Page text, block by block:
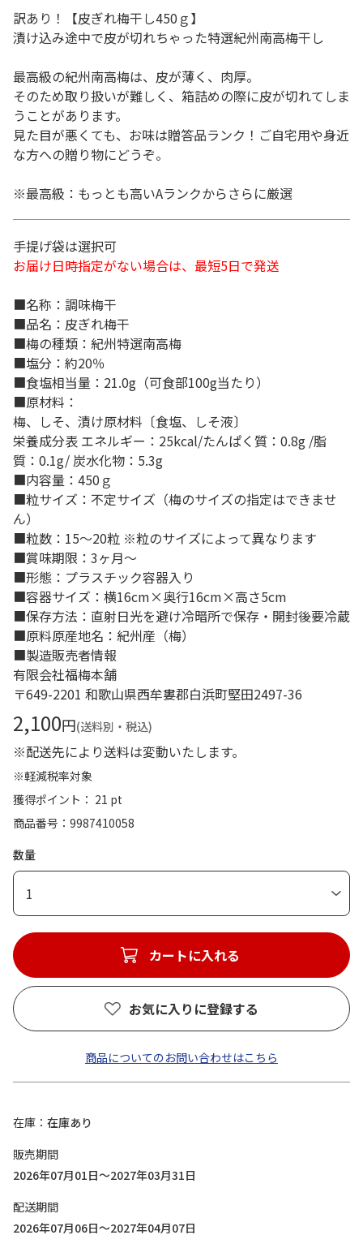
訳あり！【皮ぎれ梅干し450ｇ】
漬け込み途中で皮が切れちゃった特選紀州南高梅干し
最高級の紀州南高梅は、皮が薄く、肉厚。
そのため取り扱いが難しく、箱詰めの際に皮が切れてしま
うことがあります。
見た目が悪くても、お味は贈答品ランク！ご自宅用や身近
な方への贈り物にどうぞ。
※最高級：もっとも高いAランクからさらに厳選
手提げ袋は選択可
お届け日時指定がない場合は、最短5日で発送
■名称：調味梅干
■品名：皮ぎれ梅干
■梅の種類：紀州特選南高梅
■塩分：約20％
■食塩相当量：21.0g（可食部100g当たり）
■原材料：
梅、しそ、漬け原材料〔食塩、しそ液〕
栄養成分表 エネルギー：25kcal/たんぱく質：0.8g /脂
質：0.1g/ 炭水化物：5.3g
■内容量：450ｇ
■粒サイズ：不定サイズ（梅のサイズの指定はできませ
ん）
■粒数：15～20粒 ※粒のサイズによって異なります
■賞味期限：3ヶ月～
■形態：プラスチック容器入り
■容器サイズ：横16cm×奥行16cm×高さ5cm
■保存方法：直射日光を避け冷暗所で保存・開封後要冷蔵
■原料原産地名：紀州産（梅）
■製造販売者情報
有限会社福梅本舗
〒649-2201 和歌山県西牟婁郡白浜町堅田2497-36
2,100円(送料別・税込)
※配送先により送料は変動いたします。
※軽減税率対象
獲得ポイント： 21 pt
商品番号
9987410058
数量
1
カートに入れる
お気に入りに登録する
商品についてのお問い合わせはこちら
在庫
在庫あり
販売期間
2026年07月01日～2027年03月31日
配送期間
2026年07月06日～2027年04月07日